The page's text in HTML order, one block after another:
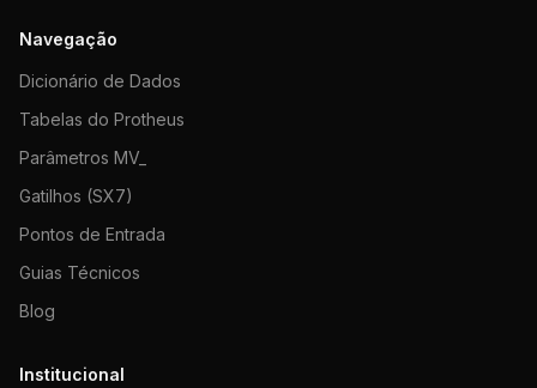
Navegação
Dicionário de Dados
Tabelas do Protheus
Parâmetros MV_
Gatilhos (SX7)
Pontos de Entrada
Guias Técnicos
Blog
Institucional